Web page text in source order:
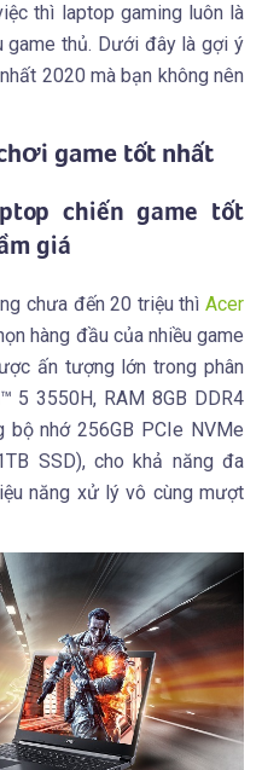
thì laptop gaming luôn là
game thủ. Dưới đây là gợi ý
2020 mà bạn không nên
game tốt nhất
chiến game tốt
giá
chưa đến 20 triệu thì Acer
hàng đầu của nhiều game
ấn tượng lớn trong phân
5 3550H, RAM 8GB DDR4
bộ nhớ 256GB PCIe NVMe
SSD), cho khả năng đa
năng xử lý vô cùng mượt